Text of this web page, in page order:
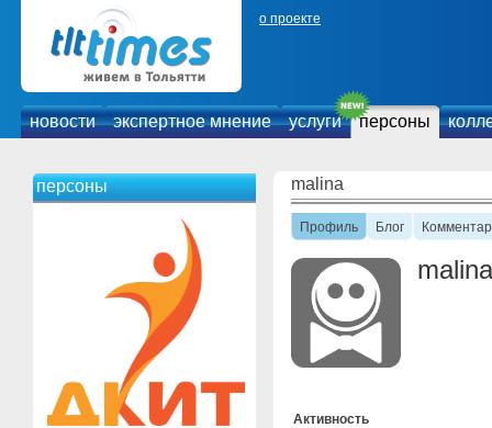
о проекте
новости экспертное мнение услуги персоны
персоны malina
Профиль Блог
malina
Активность